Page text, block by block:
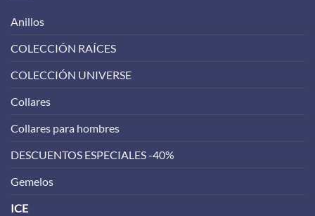
Anillos
COLECCIÓN RAÍCES
COLECCIÓN UNIVERSE
Collares
Collares para hombres
DESCUENTOS ESPECIALES -40%
Gemelos
ICE